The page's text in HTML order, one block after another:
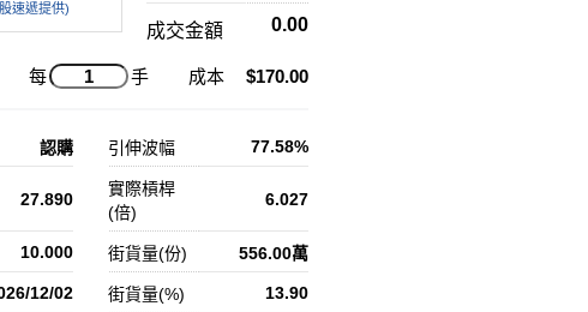
速遞提供)
成交金額 0.00
每 手 成本 $170.00
認購 引伸波幅 77.58%
27.890
實際槓桿
(倍)
6.027
10.000 街貨量(份) 556.00萬
12/02 街貨量(%) 13.90